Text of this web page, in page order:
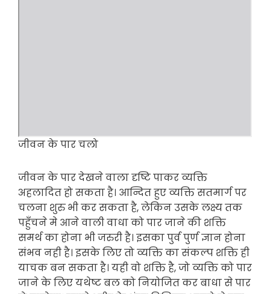
जीवन के पार चलो
जीवन के पार देखने वाला दृष्टि पाकर व्यक्ति
अहलादित हो सकता है। आन्दित हुए व्यक्ति सतमार्ग पर
चलना शुरु भी कर सकता है, लेकिन उसके लक्ष्य तक
पहुँचने मे आने वाली वाधा को पार जाने की शक्ति
समर्थ का होना भी जरुरी है। इसका पुर्व पुर्ण ज्ञान होना
संभव नही है। इसके लिए तो व्यक्ति का संकल्प शक्ति ही
याचक बन सकता है। यही वो शक्ति है, जो व्यक्ति को पार
जाने के लिए यथेष्ट बल को नियोजित कर बाधा से पार